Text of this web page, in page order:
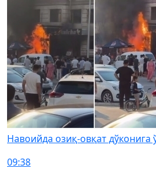
Навоийда озиқ-овқат дўконига
09:38